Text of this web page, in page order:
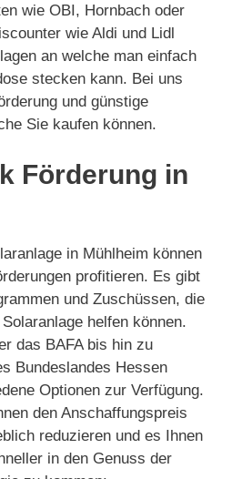
wie OBI, Hornbach oder
wie Aldi und Lidl
an welche man einfach
stecken kann. Bei uns
und günstige
Sie kaufen können.
Förderung in
in Mühlheim können
profitieren. Es gibt
und Zuschüssen, die
helfen können.
das BAFA bis hin zu
Bundeslandes Hessen
Optionen zur Verfügung.
den Anschaffungspreis
reduzieren und es Ihnen
in den Genuss der